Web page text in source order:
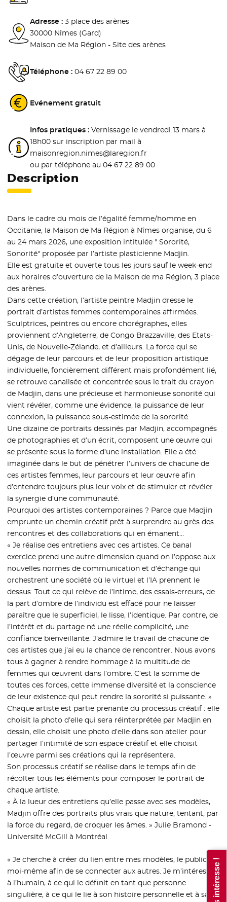
Adresse : 3 place des arènes
30000 Nîmes (Gard)
Maison de Ma Région - Site des arènes
Téléphone : 04 67 22 89 00
Evénement gratuit
Infos pratiques : Vernissage le vendredi 13 mars à
18h00 sur inscription par mail à
maisonregion.nimes@laregion.fr
ou par téléphone au 04 67 22 89 00
Description
Dans le cadre du mois de l’égalité femme/homme en
Occitanie, la Maison de Ma Région à Nîmes organise, du 6
au 24 mars 2026, une exposition intitulée " Sororité,
Sonorité" proposée par l’artiste plasticienne Madjin.
Elle est gratuite et ouverte tous les jours sauf le week-end
aux horaires d’ouverture de la Maison de ma Région, 3 place
des arènes.
Dans cette création, l’artiste peintre Madjin dresse le
portrait d’artistes femmes contemporaines affirmées.
Sculptrices, peintres ou encore chorégraphes, elles
proviennent d’Angleterre, de Congo Brazzaville, des Etats-
Unis, de Nouvelle-Zélande, et d’ailleurs. La force qui se
dégage de leur parcours et de leur proposition artistique
individuelle, foncièrement différent mais profondément lié,
se retrouve canalisée et concentrée sous le trait du crayon
de Madjin, dans une précieuse et harmonieuse sonorité qui
vient révéler, comme une évidence, la puissance de leur
connexion, la puissance sous-estimée de la sororité.
Une dizaine de portraits dessinés par Madjin, accompagnés
de photographies et d’un écrit, composent une œuvre qui
se présente sous la forme d’une installation. Elle a été
imaginée dans le but de pénétrer l’univers de chacune de
ces artistes femmes, leur parcours et leur œuvre afin
d’entendre toujours plus leur voix et de stimuler et révéler
la synergie d’une communauté.
Pourquoi des artistes contemporaines ? Parce que Madjin
emprunte un chemin créatif prêt à surprendre au grès des
rencontres et des collaborations qui en émanent…
« Je réalise des entretiens avec ces artistes. Ce banal
exercice prend une autre dimension quand on l’oppose aux
nouvelles normes de communication et d’échange qui
orchestrent une société où le virtuel et l’IA prennent le
dessus. Tout ce qui relève de l’intime, des essais-erreurs, de
la part d’ombre de l’individu est effacé pour ne laisser
paraître que le superficiel, le lisse, l’identique. Par contre, de
l’intérêt et du partage né une réelle complicité, une
confiance bienveillante. J’admire le travail de chacune de
ces artistes que j’ai eu la chance de rencontrer. Nous avons
tous à gagner à rendre hommage à la multitude de
femmes qui œuvrent dans l’ombre. C’est la somme de
toutes ces forces, cette immense diversité et la conscience
de leur existence qui peut rendre la sororité si puissante. »
Chaque artiste est partie prenante du processus créatif : elle
choisit la photo d’elle qui sera réinterprétée par Madjin en
dessin, elle choisit une photo d’elle dans son atelier pour
partager l’intimité de son espace créatif et elle choisit
l’œuvre parmi ses créations qui la représentera.
Son processus créatif se réalise dans le temps afin de
récolter tous les éléments pour composer le portrait de
chaque artiste.
« À la lueur des entretiens qu’elle passe avec ses modèles,
Madjin offre des portraits plus vrais que nature, tentant, par
la force du regard, de croquer les âmes. » Julie Bramond -
Université McGill à Montréal
« Je cherche à créer du lien entre mes modèles, le public et
moi-même afin de se connecter aux autres. Je m’intéresse
à l’humain, à ce qui le définit en tant que personne
singulière, à ce qui le lie à son histoire personnelle et à sa